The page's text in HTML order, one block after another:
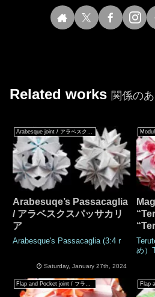
Related works 関係の
Arabesuqe’s Passacaglia
/ アラベスクスパッサカリ
ア
Arabesque's Passacaglia (3:4 r
Saturday, January 27th, 2024
ル
紅」
め）